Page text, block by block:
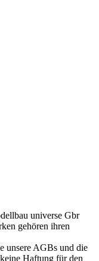
universe Gbr
gehören ihren
unsere AGBs und die
Haftung für den